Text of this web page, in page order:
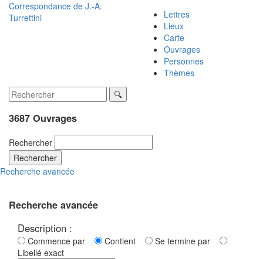
Correspondance de J.-A.
Turrettini
Lettres
Lieux
Carte
Ouvrages
Personnes
Thèmes
3687 Ouvrages
Rechercher
Rechercher
Recherche avancée
Recherche avancée
Description :
Commence par Contient
Se termine par
Libellé exact